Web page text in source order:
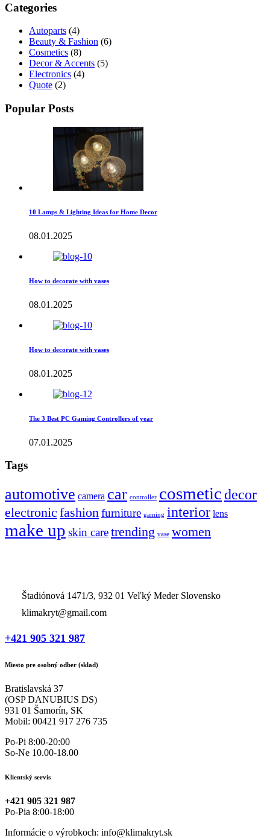
Categories
Autoparts (4)
Beauty & Fashion (6)
Cosmetics (8)
Decor & Accents (5)
Electronics (4)
Quote (2)
Popular Posts
10 Lamps & Lighting Ideas for Home Decor
08.01.2025
How to decorate with vases
08.01.2025
How to decorate with vases
08.01.2025
The 3 Best PC Gaming Controllers of year
07.01.2025
Tags
automotive camera car controller cosmeticdecor
electronic fashion furniture gaming interior lens
make up skin caretrending vase women
Štadiónová 1471/3, 932 01 Veľký Meder Slovensko
klimakryt@gmail.com
+421 905 321 987
Miesto pre osobný odber (sklad)
Bratislavská 37
(OSP DANUBIUS DS)
931 01 Šamorín, SK
Mobil: 00421 917 276 735
Po-Pi 8:00-20:00
So-Ne 10.00-18.00
Klientský servis
+421 905 321 987
Po-Pia 8:00-18:00
Informácie o výrobkoch: info@klimakryt.sk